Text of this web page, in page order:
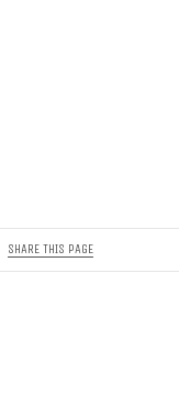
SHARE THIS PAGE